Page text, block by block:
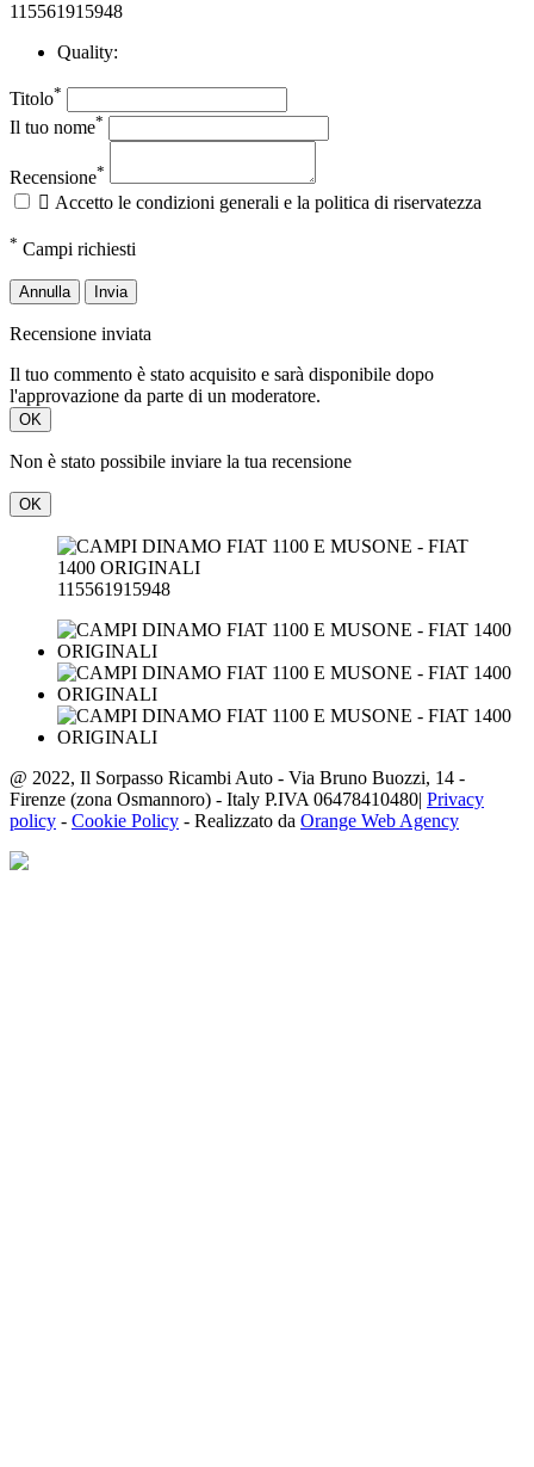
115561915948
Quality:
Titolo*
Il tuo nome*
Recensione*
 Accetto le condizioni generali e la politica di riservatezza
* Campi richiesti
Annulla Invia
Recensione inviata
Il tuo commento è stato acquisito e sarà disponibile dopo
l'approvazione da parte di un moderatore.
OK
Non è stato possibile inviare la tua recensione
OK
115561915948
@ 2022, Il Sorpasso Ricambi Auto - Via Bruno Buozzi, 14 -
Firenze (zona Osmannoro) - Italy P.IVA 06478410480| Privacy
policy - Cookie Policy - Realizzato da Orange Web Agency